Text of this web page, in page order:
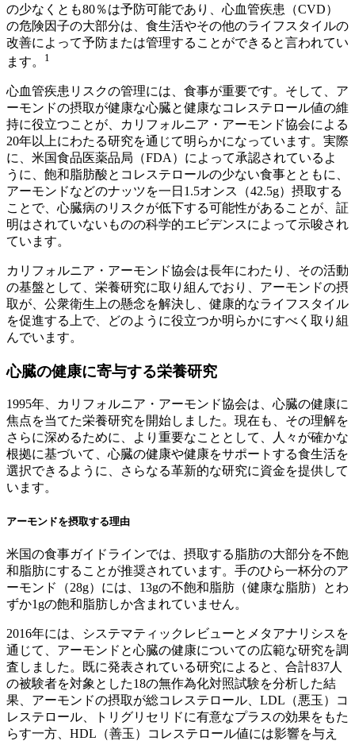
の少なくとも80％は予防可能であり、心血管疾患（CVD）
の危険因子の大部分は、食生活やその他のライフスタイルの
改善によって予防または管理することができると言われてい
ます。
1
心血管疾患リスクの管理には、食事が重要です。そして、ア
ーモンドの摂取が健康な心臓と健康なコレステロール値の維
持に役立つことが、カリフォルニア・アーモンド協会による
20年以上にわたる研究を通じて明らかになっています。実際
に、米国食品医薬品局（FDA）によって承認されているよ
うに、飽和脂肪酸とコレステロールの少ない食事とともに、
アーモンドなどのナッツを一日1.5オンス（42.5g）摂取する
ことで、心臓病のリスクが低下する可能性があることが、証
明はされていないものの科学的エビデンスによって示唆され
ています。
カリフォルニア・アーモンド協会は長年にわたり、その活動
の基盤として、栄養研究に取り組んでおり、アーモンドの摂
取が、公衆衛生上の懸念を解決し、健康的なライフスタイル
を促進する上で、どのように役立つか明らかにすべく取り組
んでいます。
心臓の健康に寄与する栄養研究
1995年、カリフォルニア・アーモンド協会は、心臓の健康に
焦点を当てた栄養研究を開始しました。現在も、その理解を
さらに深めるために、より重要なこととして、人々が確かな
根拠に基づいて、心臓の健康や健康をサポートする食生活を
選択できるように、さらなる革新的な研究に資金を提供して
います。
アーモンドを摂取する理由
米国の食事ガイドラインでは、摂取する脂肪の大部分を不飽
和脂肪にすることが推奨されています。手のひら一杯分のア
ーモンド（28g）には、13gの不飽和脂肪（健康な脂肪）とわ
ずか1gの飽和脂肪しか含まれていません。
2016年には、システマティックレビューとメタアナリシスを
通じて、アーモンドと心臓の健康についての広範な研究を調
査しました。既に発表されている研究によると、合計837人
の被験者を対象とした18の無作為化対照試験を分析した結
果、アーモンドの摂取が総コレステロール、LDL（悪玉）コ
レステロール、トリグリセリドに有意なプラスの効果をもた
らす一方、HDL（善玉）コレステロール値には影響を与え